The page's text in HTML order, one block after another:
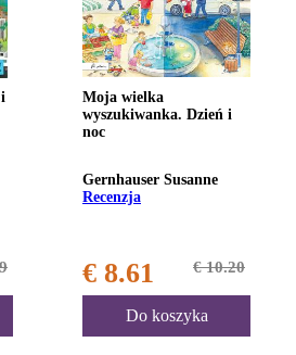
Moja wielka
wyszukiwanka. Dzień i
noc
Gernhauser Susanne
Recenzja
€ 8.61 € 10.20
Do koszyka